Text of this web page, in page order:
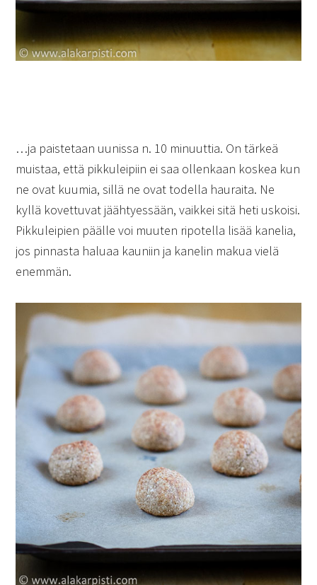
…ja paistetaan uunissa n. 10 minuuttia. On tärkeä
muistaa, että pikkuleipiin ei saa ollenkaan koskea kun
ne ovat kuumia, sillä ne ovat todella hauraita. Ne
kyllä kovettuvat jäähtyessään, vaikkei sitä heti uskoisi.
Pikkuleipien päälle voi muuten ripotella lisää kanelia,
jos pinnasta haluaa kauniin ja kanelin makua vielä
enemmän.